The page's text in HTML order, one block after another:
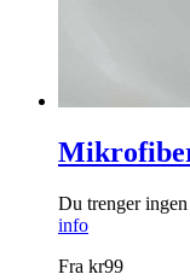
Du trenger
info
Fra kr99